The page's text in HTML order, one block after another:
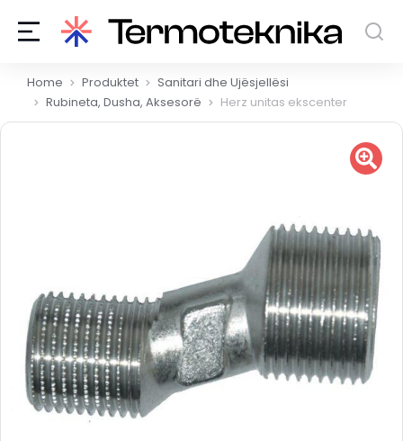
You are here:
Home Produktet
Sanitari dhe Ujësjellësi
Rubineta, Dusha, Aksesorë
Herz unitas ekscenter